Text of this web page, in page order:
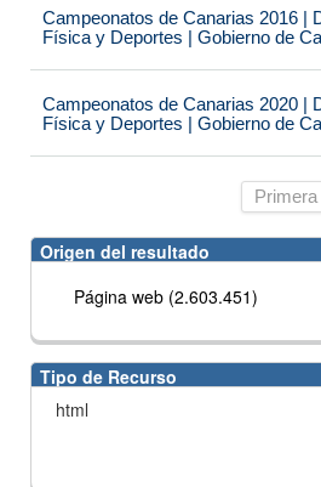
Campeonatos de Canarias 2016 |
Física y Deportes | Gobierno de
Campeonatos de Canarias 2020 |
Física y Deportes | Gobierno de
Primera
Origen del resultado
Página web (2.603.451)
Tipo de Recurso
html